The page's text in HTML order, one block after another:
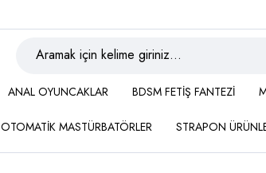
ANAL OYUNCAKLAR BDSM FETİŞ FANTEZİ
OTOMATİK MASTÜRBATÖRLER STRAPON